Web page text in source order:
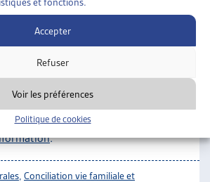
Accepter
Refuser
Voir les préférences
Politique de cookies
FAMILIALE
FAMILIALES
congé parental;
vie familiale et activité
divers;documents de position
.
Conciliation vie familiale et